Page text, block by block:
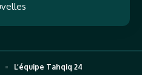
L’équipe Tahqiq 24